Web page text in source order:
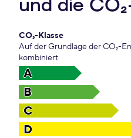
und die
CO₂-Klasse
Auf der Grundlage der CO₂-
kombiniert
A
B
C
D